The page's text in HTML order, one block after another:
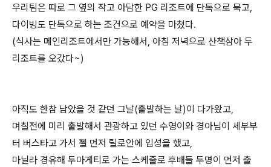
우리팀은 따로 그 옆의 작고 아담한 PG 리조트에 단독으로 묵고,
다이빙도 단독으로 하는 조건으로 예약을 마쳤다.
(식사는 메인리조트에서만 가능해서, 아침 저녁으로 산책삼아 두
리조트를 오갔다~)
아직도 한참 남았을 것 같던 그날(출발하는 날)이 다가왔고,
며칠전에 미리 출발해서 관광하고 있던 수영이와 경아님이 세부부
터 버스타고 가서 젤 먼저 릴로안에 입성을 했고,
마닐라 경유해 두마게티로 가는 스케줄로 후배들 두명이 먼저 출